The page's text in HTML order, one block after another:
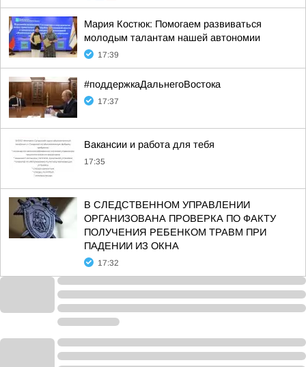
Мария Костюк: Помогаем развиваться
молодым талантам нашей автономии
17:39
#поддержкаДальнегоВостока
17:37
Вакансии и работа для тебя
17:35
В СЛЕДСТВЕННОМ УПРАВЛЕНИИ
ОРГАНИЗОВАНА ПРОВЕРКА ПО ФАКТУ
ПОЛУЧЕНИЯ РЕБЕНКОМ ТРАВМ ПРИ
ПАДЕНИИ ИЗ ОКНА
17:32